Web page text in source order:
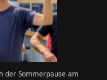
der Sommerpause am